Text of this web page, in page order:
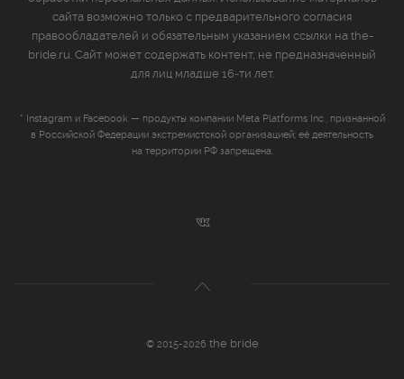
сайта возможно только с предварительного согласия
правообладателей и обязательным указанием ссылки на the-
bride.ru. Сайт может содержать контент, не предназначенный
для лиц младше 16‑ти лет.
* Instagram и Facebook — продукты компании Meta Platforms Inc., признанной
в Российской Федерации экстремистской организацией; её деятельность
на территории РФ запрещена.
© 2015-2026 the bride